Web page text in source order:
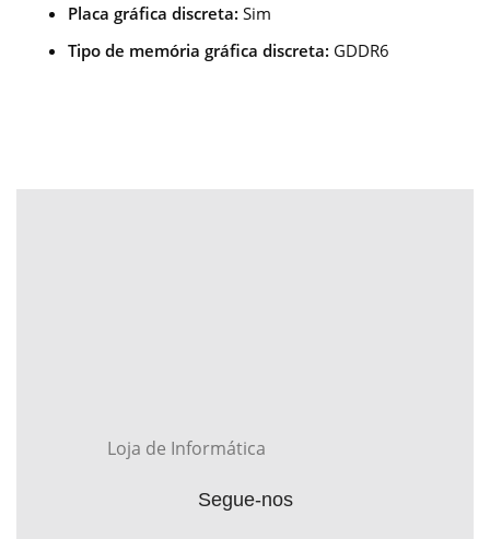
Placa gráfica discreta: Sim
Tipo de memória gráfica discreta: GDDR6
Loja de Informática
Segue-nos